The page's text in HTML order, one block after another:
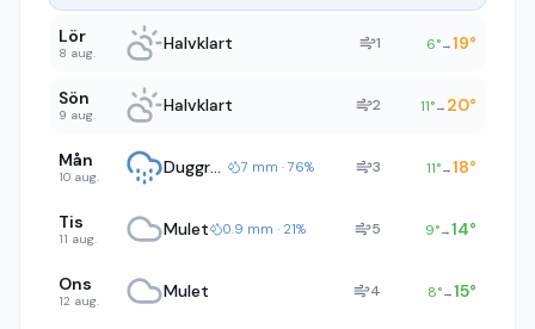
Lör
8 aug. Halvklart 1 6°→19°
Sön
9 aug. Halvklart 2 11°→ 20°
Mån
10 aug. Duggregn 7 mm · 76% 3 11°→18°
Tis
11 aug. Mulet 0.9 mm · 21% 5 9°→14°
Ons
12 aug. Mulet 4 8°→15°